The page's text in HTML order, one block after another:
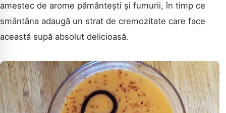
amestec de arome pământești și fumurii, în timp ce
smântâna adaugă un strat de cremozitate care face
această supă absolut delicioasă.